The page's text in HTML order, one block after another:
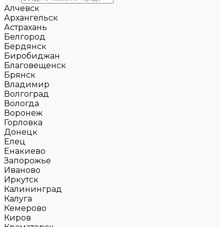
Алчевск
Архангельск
Астрахань
Белгород
Бердянск
Биробиджан
Благовещенск
Брянск
Владимир
Волгоград
Вологда
Воронеж
Горловка
Донецк
Елец
Енакиево
Запорожье
Иваново
Иркутск
Калининград
Калуга
Кемерово
Киров